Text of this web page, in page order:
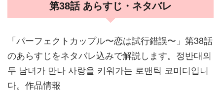
第38話 あらすじ・ネタバレ
「パーフェクトカップル〜恋は試行錯誤〜」第38話
のあらすじをネタバレ込みで解説します。정반대의
두 남녀가 만나 사랑을 키워가는 로맨틱 코미디입니
다。作品情報